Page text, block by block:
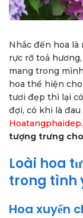
Nhắc đến hoa là
rực rỡ toả
mang trong
hoa thể hiện
tươi đẹp thì lại
đợi, có khi là
tượng trưng
Loài hoa
trong tình
Hoa xuyến